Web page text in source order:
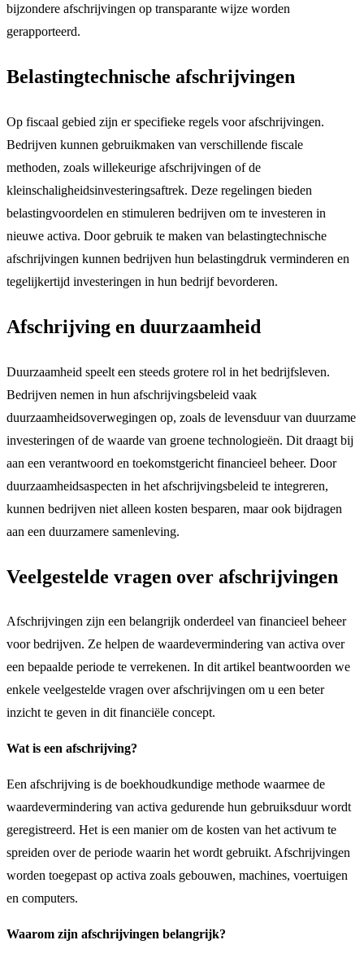
bijzondere afschrijvingen op transparante wijze worden
gerapporteerd.
Belastingtechnische afschrijvingen
Op fiscaal gebied zijn er specifieke regels voor afschrijvingen.
Bedrijven kunnen gebruikmaken van verschillende fiscale
methoden, zoals willekeurige afschrijvingen of de
kleinschaligheidsinvesteringsaftrek. Deze regelingen bieden
belastingvoordelen en stimuleren bedrijven om te investeren in
nieuwe activa. Door gebruik te maken van belastingtechnische
afschrijvingen kunnen bedrijven hun belastingdruk verminderen en
tegelijkertijd investeringen in hun bedrijf bevorderen.
Afschrijving en duurzaamheid
Duurzaamheid speelt een steeds grotere rol in het bedrijfsleven.
Bedrijven nemen in hun afschrijvingsbeleid vaak
duurzaamheidsoverwegingen op, zoals de levensduur van duurzame
investeringen of de waarde van groene technologieën. Dit draagt bij
aan een verantwoord en toekomstgericht financieel beheer. Door
duurzaamheidsaspecten in het afschrijvingsbeleid te integreren,
kunnen bedrijven niet alleen kosten besparen, maar ook bijdragen
aan een duurzamere samenleving.
Veelgestelde vragen over afschrijvingen
Afschrijvingen zijn een belangrijk onderdeel van financieel beheer
voor bedrijven. Ze helpen de waardevermindering van activa over
een bepaalde periode te verrekenen. In dit artikel beantwoorden we
enkele veelgestelde vragen over afschrijvingen om u een beter
inzicht te geven in dit financiële concept.
Wat is een afschrijving?
Een afschrijving is de boekhoudkundige methode waarmee de
waardevermindering van activa gedurende hun gebruiksduur wordt
geregistreerd. Het is een manier om de kosten van het activum te
spreiden over de periode waarin het wordt gebruikt. Afschrijvingen
worden toegepast op activa zoals gebouwen, machines, voertuigen
en computers.
Waarom zijn afschrijvingen belangrijk?